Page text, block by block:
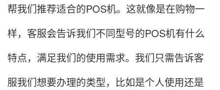
帮我们推荐适合的POS机。这就像是在购物一
样，客服会告诉我们不同型号的POS机有什么
特点，满足我们的使用需求。我们只需告诉客
服我们想要办理的类型，比如是个人使用还是